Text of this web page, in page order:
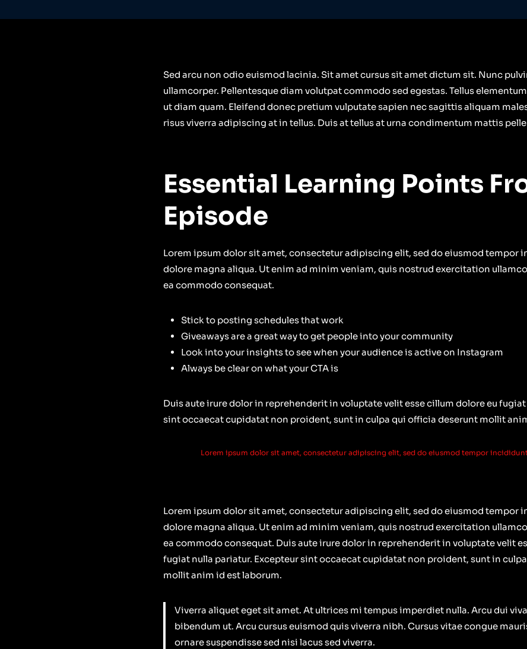
Sed arcu non odio euismod lacinia. Sit amet cursus sit amet dictum sit. Nunc
ullamcorper. Pellentesque diam volutpat commodo sed egestas. Tellus
ut diam quam. Eleifend donec pretium vulputate sapien nec sagittis aliquam
risus viverra adipiscing at in tellus. Duis at tellus at urna condimentum mattis
Essential Learning Points
Episode
Lorem ipsum dolor sit amet, consectetur adipiscing elit, sed do eiusmod tempor
dolore magna aliqua. Ut enim ad minim veniam, quis nostrud exercitation
ea commodo consequat.
Stick to posting schedules that work
Giveaways are a great way to get people into your community
Look into your insights to see when your audience is active on Instagram
Always be clear on what your CTA is
Duis aute irure dolor in reprehenderit in voluptate velit esse cillum dolore eu
sint occaecat cupidatat non proident, sunt in culpa qui officia deserunt mollit
Lorem ipsum dolor sit amet, consectetur adipiscing elit, sed do eiusmod tempor
Lorem ipsum dolor sit amet, consectetur adipiscing elit, sed do eiusmod tempor
dolore magna aliqua. Ut enim ad minim veniam, quis nostrud exercitation
ea commodo consequat. Duis aute irure dolor in reprehenderit in voluptate velit
fugiat nulla pariatur. Excepteur sint occaecat cupidatat non proident, sunt in
mollit anim id est laborum.
Viverra aliquet eget sit amet. At ultrices mi tempus imperdiet nulla. Arcu dui
bibendum ut. Arcu cursus euismod quis viverra nibh. Cursus vitae congue
ornare suspendisse sed nisi lacus sed viverra.